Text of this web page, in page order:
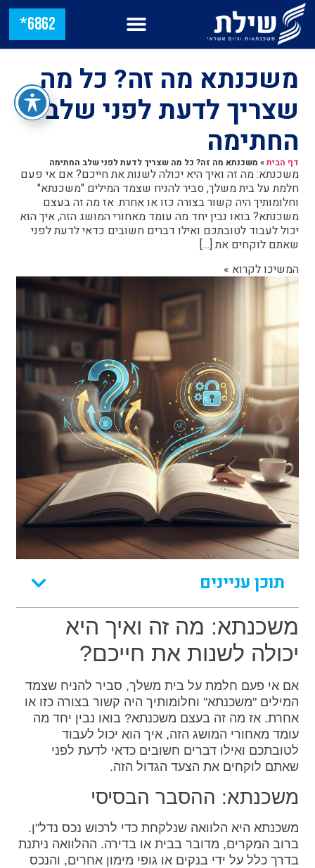
6862*
משכנתא מה זה? כל מה
שצריך לדעת לפני שלב
החתימה
דף הבית» משכנתא מה זה? כל מה שצריך לדעת לפני שלב החתימה
משכנתא: מה זה ואיך היא יכולה לשנות את חייכם? אם אי פעם
חלמת על בית משלך, סביר להניח שצמד המילים "משכנתא"
וחלומותיך היה קשור בצורה כזו או אחרת. אז מה זה בעצם
משכנתא? בואו נבין יחד מה עומד מאחורי המושג הזה, איך הוא
יכול לעבוד לטובתכם ואילו דברים חשובים כדאי לדעת לפני
שאתם לוקחים את […]
המשיכו לקרוא »
תוכן עניינים
משכנתא: מה זה ואיך היא
יכולה לשנות את חייכם?
אם אי פעם חלמת על בית משלך, סביר להניח שצמד
המילים "משכנתא" וחלומותיך היה קשור בצורה כזו או
אחרת. אז מה זה בעצם משכנתא? בואו נבין יחד מה
עומד מאחורי המושג הזה, איך הוא יכול לעבוד
לטובתכם ואילו דברים חשובים כדאי לדעת לפני
שאתם לוקחים את הצעד הגדול הזה.
משכנתא: ההסבר הבסיסי
משכנתא היא הלוואה שנלקחת כדי לרכוש נכס נדל"ן.
ברוב המקרים, מדובר בבית או בדירה. ההלוואה ניתנת
בדרך כלל על ידי בנקים או גופי מימון אחרים, והנכס